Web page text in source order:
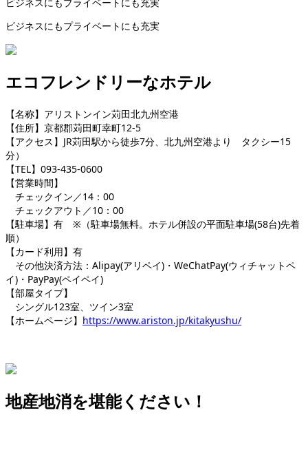
ビジネスにもプライベートにも充実
エコフレンドリーなホテル
【名称】アリストンイン苅田北九州空港
【住所】京都郡苅田町幸町12-5
【アクセス】JR苅田駅から徒歩7分、北九州空港より タクシー15
分）
【TEL】093-435-0600
【営業時間】
チェックイン／14：00
チェックアウト／10：00
【駐車場】有 ※（駐車場無料。ホテル併設の平面駐車場(58台)先着
順）
【カード利用】有
その他決済方法：Alipay(アリペイ)・WeChatPay(ウィチャットペ
イ)・PayPay(ペイペイ)
【部屋タイプ】
シングル123室、ツイン3室
【ホームページ】 https://www.ariston.jp/kitakyushu/
地産地消を堪能ください！